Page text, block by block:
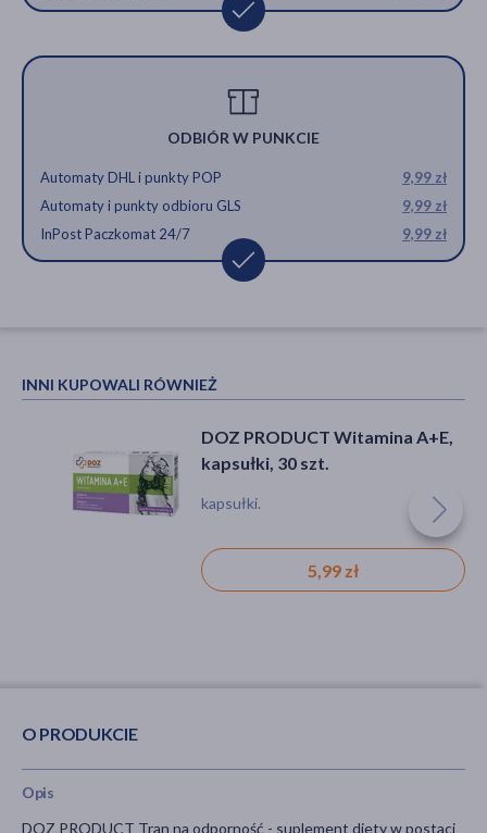
ODBIÓR W PUNKCIE
Automaty DHL i punkty POP
9,99 zł
Automaty i punkty odbioru GLS
9,99 zł
InPost Paczkomat 24/7
9,99 zł
INNI KUPOWALI RÓWNIEŻ
DOZ PRODUCT Witamina A+E,
kapsułki, 30 szt.
kapsułki.
5,99 zł
O PRODUKCIE
Opis
DOZ PRODUCT Tran na odporność - suplement diety w postaci